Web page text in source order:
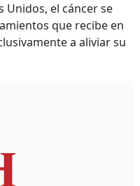
Unidos, el cáncer se
que recibe en
a aliviar su